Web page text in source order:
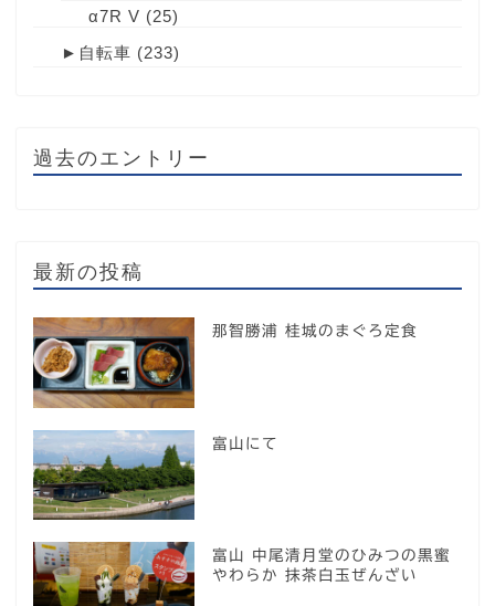
α7R V (25)
► 自転車 (233)
過去のエントリー
最新の投稿
那智勝浦 桂城のまぐろ定食
富山にて
富山 中尾清月堂のひみつの黒蜜
やわらか 抹茶白玉ぜんざい